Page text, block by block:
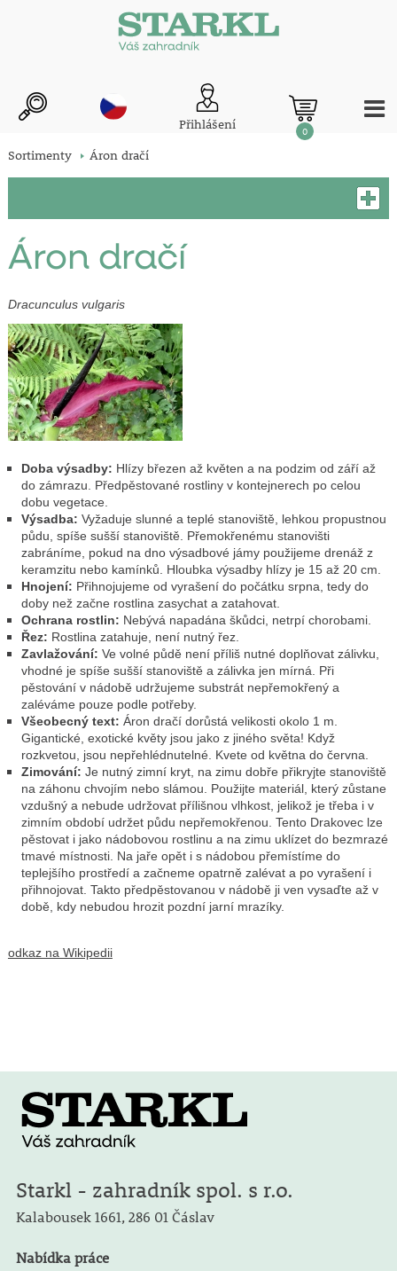
Přihlášení 0
Sortimenty Áron dračí
Áron dračí
Dracunculus vulgaris
Doba výsadby: Hlízy březen až květen a na podzim od září až
do zámrazu. Předpěstované rostliny v kontejnerech po celou
dobu vegetace.
Výsadba: Vyžaduje slunné a teplé stanoviště, lehkou propustnou
půdu, spíše sušší stanoviště. Přemokřenému stanovišti
zabráníme, pokud na dno výsadbové jámy použijeme drenáž z
keramzitu nebo kamínků. Hloubka výsadby hlízy je 15 až 20 cm.
Hnojení: Přihnojujeme od vyrašení do počátku srpna, tedy do
doby než začne rostlina zasychat a zatahovat.
Ochrana rostlin: Nebývá napadána škůdci, netrpí chorobami.
Řez: Rostlina zatahuje, není nutný řez.
Zavlažování: Ve volné půdě není příliš nutné doplňovat zálivku,
vhodné je spíše sušší stanoviště a zálivka jen mírná. Při
pěstování v nádobě udržujeme substrát nepřemokřený a
zaléváme pouze podle potřeby.
Všeobecný text: Áron dračí dorůstá velikosti okolo 1 m.
Gigantické, exotické květy jsou jako z jiného světa! Když
rozkvetou, jsou nepřehlédnutelné. Kvete od května do června.
Zimování: Je nutný zimní kryt, na zimu dobře přikryjte stanoviště
na záhonu chvojím nebo slámou. Použijte materiál, který zůstane
vzdušný a nebude udržovat přílišnou vlhkost, jelikož je třeba i v
zimním období udržet půdu nepřemokřenou. Tento Drakovec lze
pěstovat i jako nádobovou rostlinu a na zimu uklízet do bezmrazé
tmavé místnosti. Na jaře opět i s nádobou přemístíme do
teplejšího prostředí a začneme opatrně zalévat a po vyrašení i
přihnojovat. Takto předpěstovanou v nádobě ji ven vysaďte až v
době, kdy nebudou hrozit pozdní jarní mrazíky.
odkaz na Wikipedii
Starkl - zahradník spol. s r.o.
Kalabousek 1661, 286 01 Čáslav
Nabídka práce